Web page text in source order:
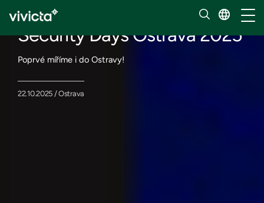
Security Days Ostrava 2025
Poprvé míříme i do Ostravy!
22.10.2025 / Ostrava